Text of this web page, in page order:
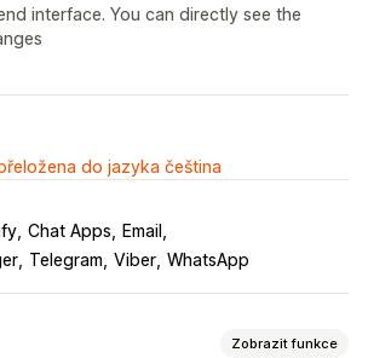
interface. You can directly see the
do jazyka čeština
Chat Apps
Email
Telegram Viber WhatsApp
Zobrazit funkce